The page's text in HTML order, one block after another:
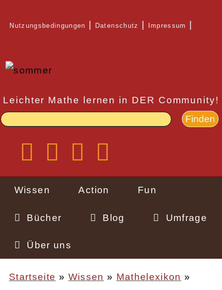
zum
Nutzungsbedingungen Datenschutz Impressum
Leichter Mathe lernen in DER Community!
Wissen Action Fun
Bücher Blog Umfrage
Über uns
Startseite Wissen
Mathelexikon